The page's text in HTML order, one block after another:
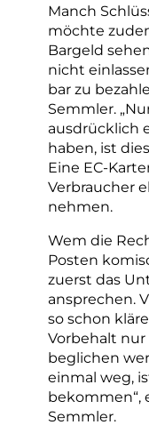
Manch
möchte
Bargeld
nicht
bar zu
Semmler.
ausdrücklich
haben, ist
Eine EC-
Verbraucher
nehmen.
Wem die
Posten
zuerst das
ansprechen.
so schon
Vorbehalt nur
beglichen
einmal weg,
bekommen“,
Semmler.